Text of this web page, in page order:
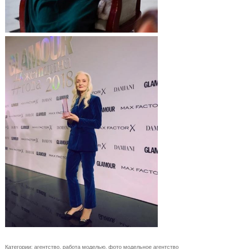
Категории: агентство работа моделью фото модельное агентство